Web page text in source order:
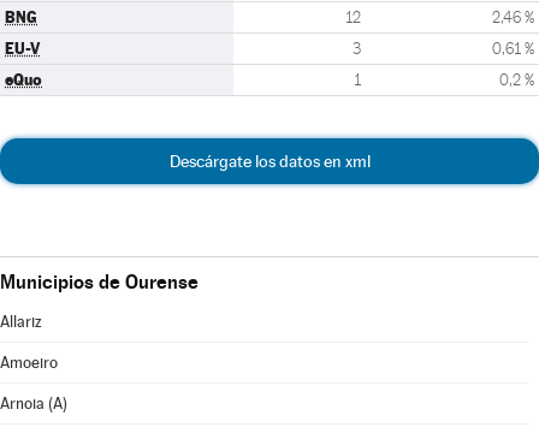
BNG 12 2,46 %
EU-V 3 0,61 %
eQuo 1 0,2 %
Descárgate los datos en xml
Municipios de Ourense
Allariz
Amoeiro
Arnoia (A)